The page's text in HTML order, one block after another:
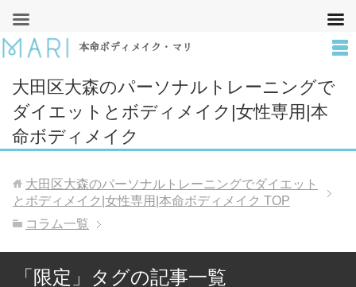
本命ボディメイク・マリ
大田区大森のパーソナルトレーニングで
ダイエットとボディメイク|女性専用|本
命ボディメイク
大田区大森のパーソナルトレーニングでダイエット
とボディメイク|女性専用|本命ボディメイク TOP
コラム一覧
「限定」タグの記事一覧